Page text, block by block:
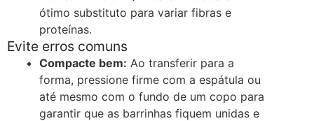
ótimo substituto para variar fibras e
proteínas.
Evite erros comuns
Compacte bem: Ao transferir para a
forma, pressione firme com a espátula ou
até mesmo com o fundo de um copo para
garantir que as barrinhas fiquem unidas e